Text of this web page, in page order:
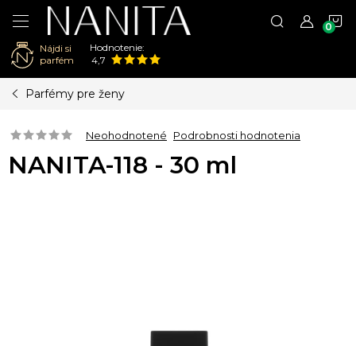
Nájdi si
parfém
Hodnotenie:
4,7
Parfémy pre ženy
Neohodnotené Podrobnosti hodnotenia
NANITA-118 - 30 ml